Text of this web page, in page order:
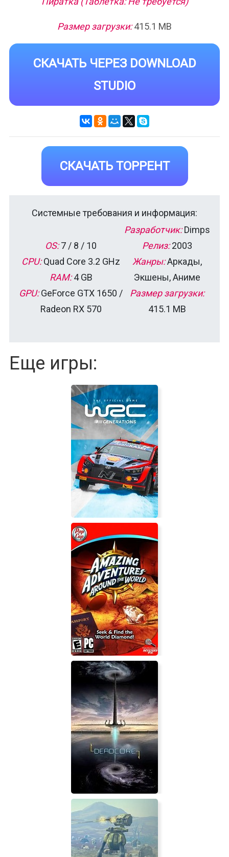
Размер загрузки:415.1 MB
СКАЧАТЬ ЧЕРЕЗ DOWNLOAD
STUDIO
СКАЧАТЬ ТОРРЕНТ
Системные требования и информация:
OS:7 / 8 / 10
CPU:Quad Core 3.2 GHz
RAM:4 GB
GPU:GeForce GTX 1650 /
Radeon RX 570
Разработчик:Dimps
Релиз:2003
Жанры:Аркады,
Экшены, Аниме
Размер загрузки:
415.1 MB
Еще игры:
WRC Generations - The FIA WRC
Official Game
Amazing Adventures Around the
World